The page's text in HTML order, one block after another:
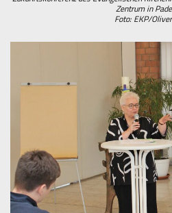
Zentrum in
Foto: EKP/